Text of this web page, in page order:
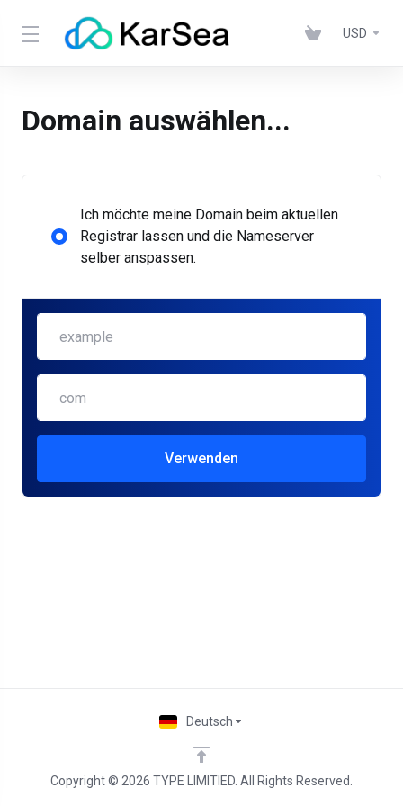
USD
Domain auswählen...
Ich möchte meine Domain beim aktuellen
Registrar lassen und die Nameserver
selber anspassen.
Verwenden
Copyright © 2026 TYPE LIMITIED. All Rights Reserved.
Deutsch